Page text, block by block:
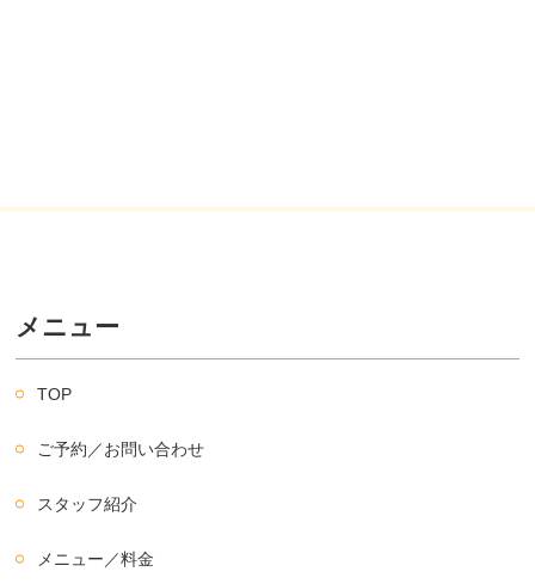
メニュー
TOP
ご予約／お問い合わせ
スタッフ紹介
メニュー／料金